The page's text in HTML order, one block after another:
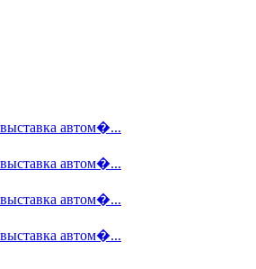
автом�...
автом�...
автом�...
автом�...